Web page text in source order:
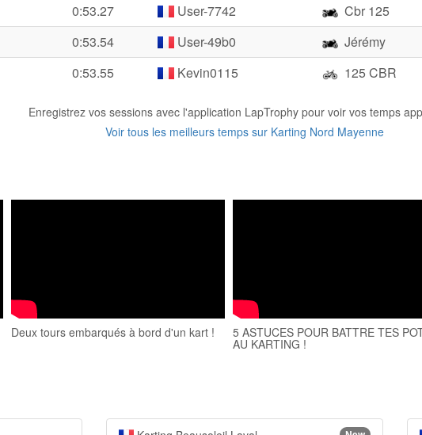
0:53.27 User-7742
Cbr 125
0:53.54 User-49b0
Jérémy
0:53.55 Kevin0115 125 CBR
Enregistrez vos sessions avec l'application LapTrophy pour voir vos temps
Voir tous les meilleurs temps sur Karting Nord Mayenne
Deux tours embarqués à bord d'un kart ! 5 ASTUCES POUR BATTRE TES
AU KARTING !